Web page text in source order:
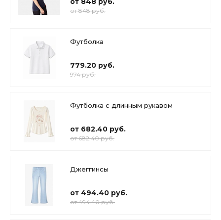
от 848 руб.
Футболка
779.20 руб.
974 руб.
Футболка с длинным рукавом
от 682.40 руб.
от 682.40 руб.
Джеггинсы
от 494.40 руб.
от 494.40 руб.